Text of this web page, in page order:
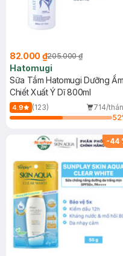
82.000 ₫205.000 ₫
Hatomugi
Sữa Tắm Hatomugi Dưỡng Ẩm
Chiết Xuất Ý Dĩ 800ml
4.9 (123)
714/
52
-44